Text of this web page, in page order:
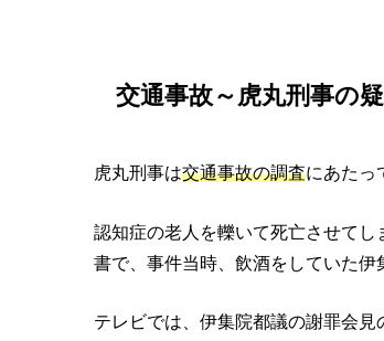
交通事故～虎丸刑事の
虎丸刑事は交通事故の調査にあたっ
認知症の老人を轢いて死亡させて
書で、事件当時、飲酒をしていた伊
テレビでは、伊集院都議の謝罪会